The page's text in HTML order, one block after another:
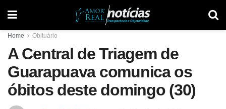
Home Obituário
A Central de Triagem de
Guarapuava comunica os
óbitos deste domingo (30)